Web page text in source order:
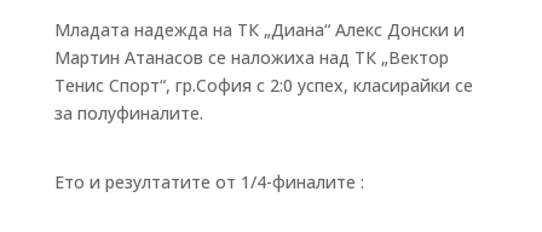
Младата надежда на ТК „Диана“ Алекс Донски и
Мартин Атанасов се наложиха над ТК „Вектор
Тенис Спорт“, гр.София с 2:0 успех, класирайки се
за полуфиналите.
Ето и резултатите от 1/4-финалите :